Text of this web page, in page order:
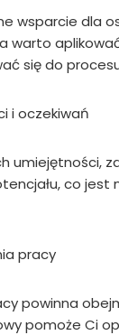
wsparcie dla
warto
się do
i oczekiwań
umiejętności,
co
pracy
powinna
pomoże Ci